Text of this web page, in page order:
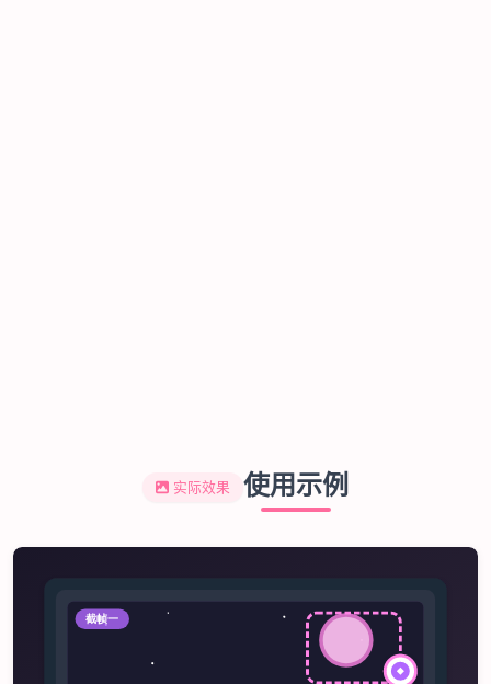
实际效果 使用示例